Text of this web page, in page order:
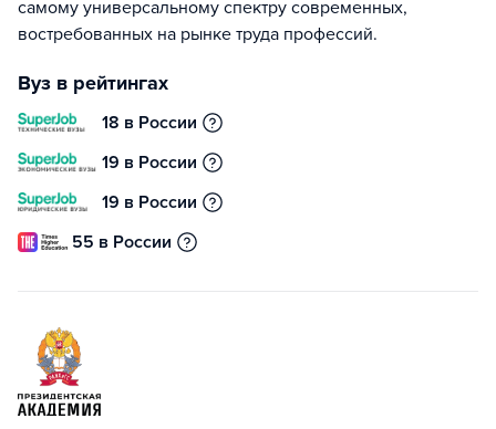
самому универсальному спектру современных,
востребованных на рынке труда профессий.
Вуз в рейтингах
18 в России
19 в России
19 в России
55 в России